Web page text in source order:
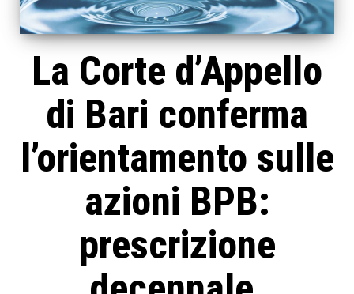
La Corte d’Appello
di Bari conferma
l’orientamento sulle
azioni BPB:
prescrizione